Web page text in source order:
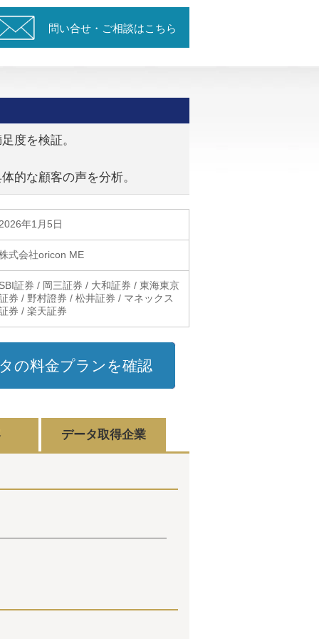
問い合せ・ご相談はこちら
度を検証。
的な顧客の声を分析。
2026年1月5日
式会社oricon ME
SBI証券 / 岡三証券 / 大和証券 / 東海東京
券 / 野村證券 / 松井証券 / マネックス
券 / 楽天証券
の料金プランを確認
データ取得企業